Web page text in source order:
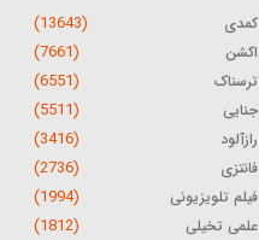
کمدی (13643)
اکشن (7661)
ترسناک (6551)
جنایی (5511)
رازآلود (3416)
فانتزی (2736)
فیلم تلویزیونی (1994)
علمی تخیلی (1812)